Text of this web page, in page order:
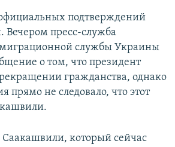
подтверждений
Вечером пресс-служба
миграционной службы Украины
о том, что президент
гражданства, однако
прямо не следовало, что этот
Саакашвили, который сейчас